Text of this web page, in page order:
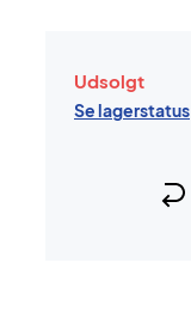
Udsolgt
Se lagerstatus